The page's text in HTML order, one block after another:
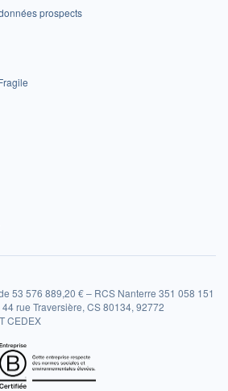
prospects
53 576 889,20 € – RCS Nanterre 351 058 151
rue Traversière, CS 80134, 92772
CEDEX